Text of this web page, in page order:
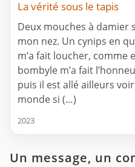
La vérité sous le tapis
Deux mouches à damier
mon nez. Un cynips en
m’a fait loucher, comme
bombyle m’a fait
puis il est allé ailleurs
monde si (…)
2023
Un message, un